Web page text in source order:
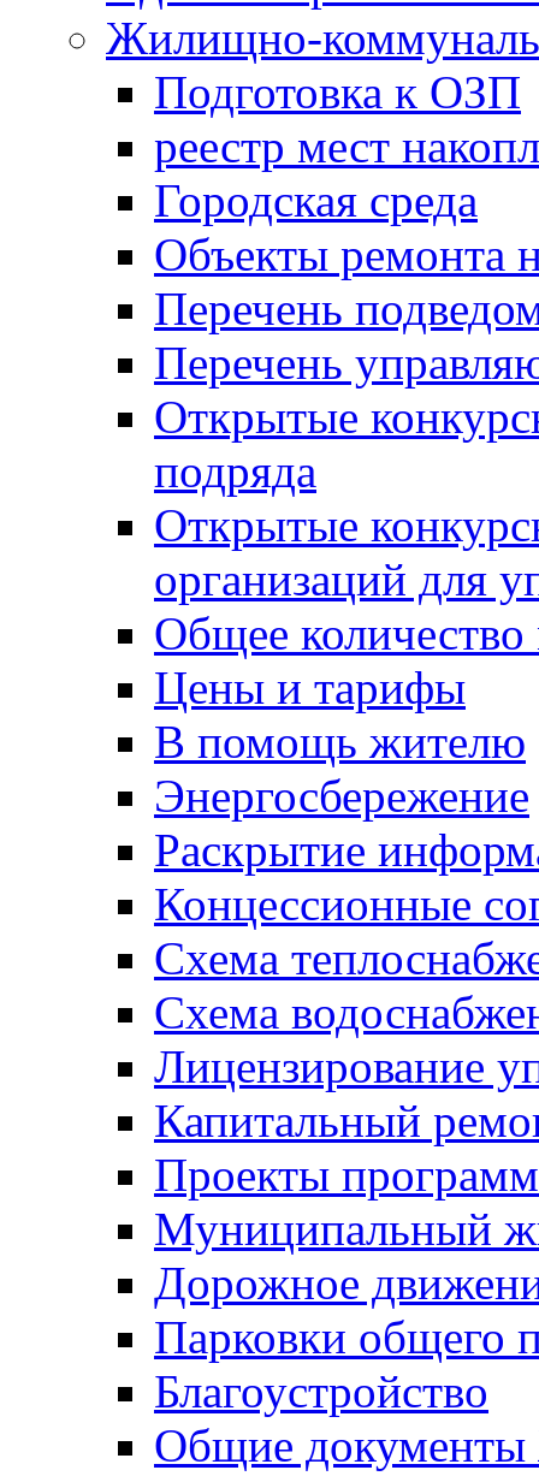
Жилищно-
Подготовка к ОЗП
реестр мест
Городская среда
Объекты ремонта
Перечень
Перечень
Открытые
подряда
Открытые
организаций для
Общее
Цены и тарифы
В помощь жителю
Энергосбережение
Раскрытие
Концессионные
Схема
Схема
Лицензирование
Капитальный
Проекты программ
Муниципальный
Дорожное
Парковки общего
Благоустройство
Общие